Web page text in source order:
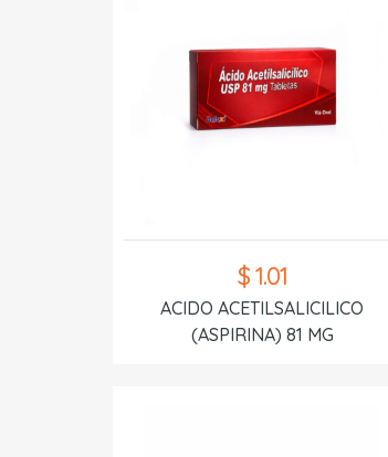
$ 1.01
ACIDO ACETILSALICILICO
(ASPIRINA) 81 MG